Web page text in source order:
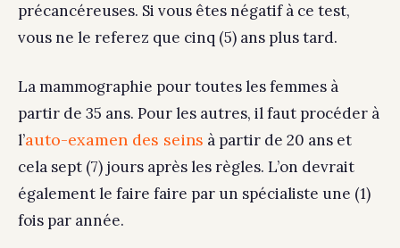
précancéreuses. Si vous êtes négatif à ce test,
vous ne le referez que cinq (5) ans plus tard.
La mammographie pour toutes les femmes à
partir de 35 ans. Pour les autres, il faut procéder à
l’auto-examen des seins à partir de 20 ans et
cela sept (7) jours après les règles. L’on devrait
également le faire faire par un spécialiste une (1)
fois par année.